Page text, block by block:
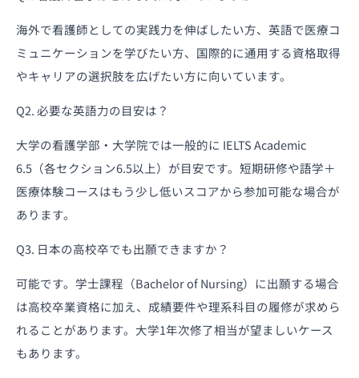
海外で看護師としての実践力を伸ばしたい方、英語で医療コ
ミュニケーションを学びたい方、国際的に通用する資格取得
やキャリアの選択肢を広げたい方に向いています。
Q2. 必要な英語力の目安は？
大学の看護学部・大学院では一般的に IELTS Academic
6.5（各セクション6.5以上）が目安です。短期研修や語学＋
医療体験コースはもう少し低いスコアから参加可能な場合が
あります。
Q3. 日本の高校卒でも出願できますか？
可能です。学士課程（Bachelor of Nursing）に出願する場合
は高校卒業資格に加え、成績要件や理系科目の履修が求めら
れることがあります。大学1年次修了相当が望ましいケース
もあります。